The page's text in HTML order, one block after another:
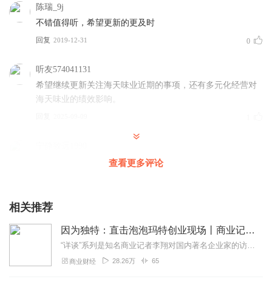
陈瑞_9j
不错值得听，希望更新的更及时
回复 2019-12-31 0
听友574041131
希望继续更新关注海天味业近期的事项，还有多元化经营对
海天味业的绩效影响。
亲，希望能持续更新海天味业！节目很精彩！！！
查看更多评论
相关推荐
因为独特：直击泡泡玛特创业现场丨商业记者李翔对谈创始人王宁丨发现被投资人错过的泡泡玛特丨“详谈·商业现场”系列
“详谈”系列是知名商业记者李翔对国内著名企业家的访谈实录，是以人为单位的访谈传记。通过一手采访，发掘他们的背景前史，回顾创业之路上的转折时刻，反思那些重要的机遇...
商业财经 28.26万 65